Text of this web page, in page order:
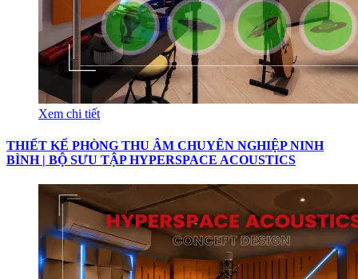
Xem chi tiết
THIẾT KẾ PHÒNG THU ÂM CHUYÊN NGHIỆP NINH
BÌNH | BỘ SƯU TẬP HYPERSPACE ACOUSTICS